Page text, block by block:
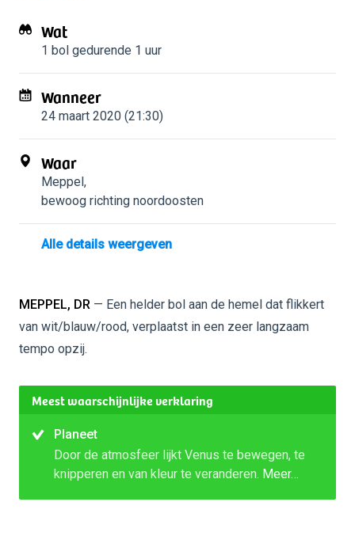
Wat
1 bol gedurende 1 uur
Wanneer
24 maart 2020 (21:30)
Waar
Meppel,
bewoog richting noordoosten
Alle details weergeven
MEPPEL, DR — Een helder bol aan de hemel dat flikkert
van wit/blauw/rood, verplaatst in een zeer langzaam
tempo opzij.
Meest waarschijnlijke verklaring
Planeet
Door de atmosfeer lijkt Venus te bewegen, te
knipperen en van kleur te veranderen. Meer…